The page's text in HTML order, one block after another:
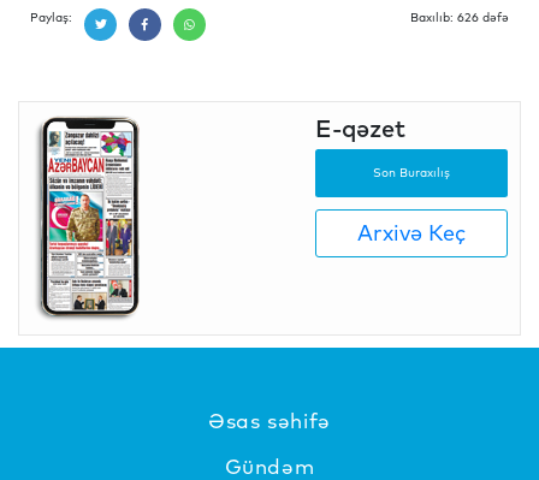
Paylaş: Baxılıb: 626 dəfə
E-qəzet
Son Buraxılış
Arxivə Keç
Əsas səhifə
Gündəm